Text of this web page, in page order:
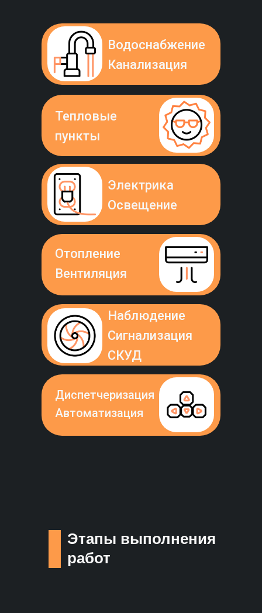
Водоснабжение
Канализация
Тепловые
пункты
Электрика
Освещение
Отопление
Вентиляция
Наблюдение
Сигнализация
СКУД
Диспетчеризация
Автоматизация
Этапы выполнения
работ